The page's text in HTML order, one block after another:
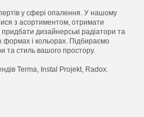
у сфері опалення. У нашому
з асортиментом, отримати
придбати дизайнерські радіатори та
формах і кольорах. Підбираємо
та стиль вашого простору.
Terma, Instal Projekt, Radox.